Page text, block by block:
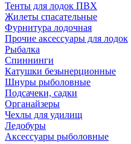
Тенты для лодок ПВХ
Жилеты спасательные
Фурнитура лодочная
Прочие аксессуары для лодок
Рыбалка
Спиннинги
Катушки безынерционные
Шнуры рыболовные
Подсачеки, садки
Органайзеры
Чехлы для удилищ
Ледобуры
Аксессуары рыболовные